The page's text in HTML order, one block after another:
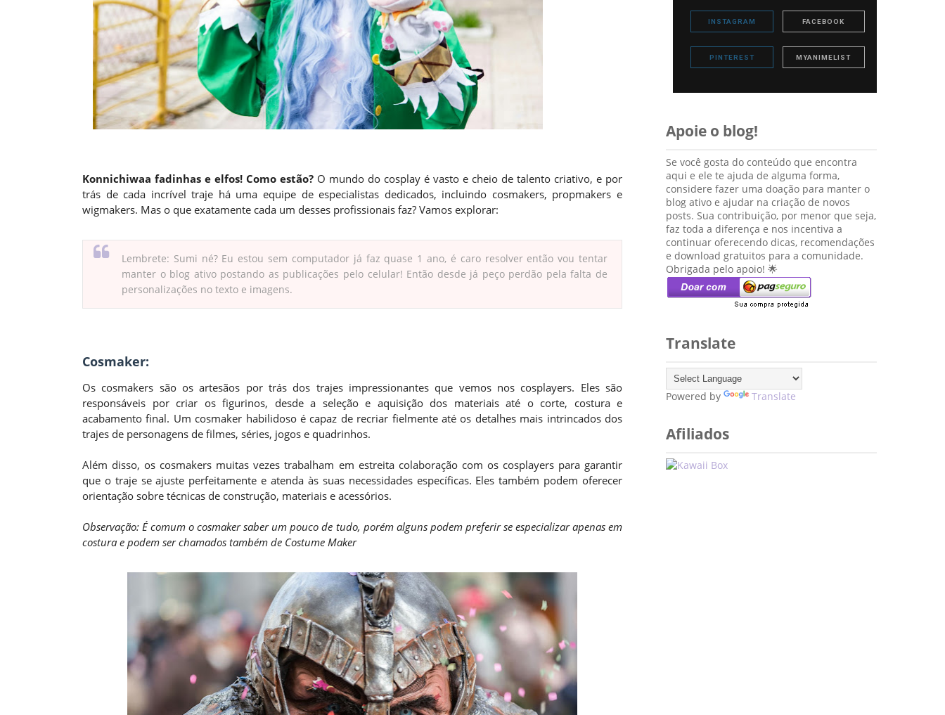
Konnichiwaa fadinhas e elfos! Como estão? O mundo do cosplay é vasto e cheio de talento criativo, e por
trás de cada incrível traje há uma equipe de especialistas dedicados, incluindo cosmakers, propmakers e
wigmakers. Mas o que exatamente cada um desses profissionais faz? Vamos explorar:
Lembrete: Sumi né? Eu estou sem computador já faz quase 1 ano, é caro resolver então vou tentar
manter o blog ativo postando as publicações pelo celular! Então desde já peço perdão pela falta de
personalizações no texto e imagens.
Cosmaker:
Os cosmakers são os artesãos por trás dos trajes impressionantes que vemos nos cosplayers. Eles são
responsáveis por criar os figurinos, desde a seleção e aquisição dos materiais até o corte, costura e
acabamento final. Um cosmaker habilidoso é capaz de recriar fielmente até os detalhes mais intrincados dos
trajes de personagens de filmes, séries, jogos e quadrinhos.
Além disso, os cosmakers muitas vezes trabalham em estreita colaboração com os cosplayers para garantir
que o traje se ajuste perfeitamente e atenda às suas necessidades específicas. Eles também podem oferecer
orientação sobre técnicas de construção, materiais e acessórios.
Observação: É comum o cosmaker saber um pouco de tudo, porém alguns podem preferir se especializar apenas em
costura e podem ser chamados também de Costume Maker
INSTAGRAM FACEBOOK
PINTEREST MYANIMELIST
Apoie o blog!
Se você gosta do conteúdo que encontra
aqui e ele te ajuda de alguma forma,
considere fazer uma doação para manter o
blog ativo e ajudar na criação de novos
posts. Sua contribuição, por menor que seja,
faz toda a diferença e nos incentiva a
continuar oferecendo dicas, recomendações
e download gratuitos para a comunidade.
Obrigada pelo apoio! 🌟
Translate
Powered by Translate
Afiliados